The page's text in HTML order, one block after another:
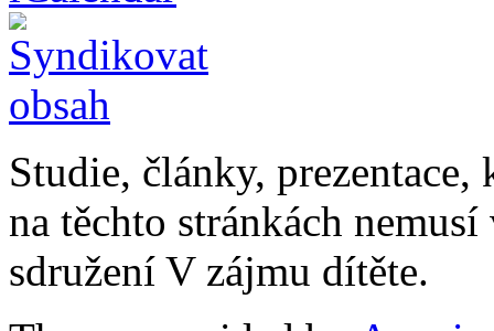
Studie, články,
na těchto stránkách
sdružení V zájmu dítěte.